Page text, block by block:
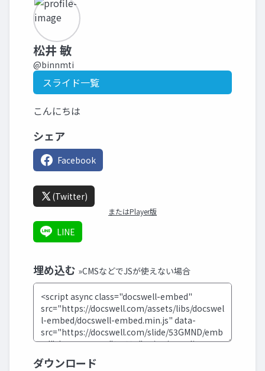
松井 敏
@binnmti
スライド一覧
こんにちは
シェア
Facebook
(Twitter)
またはPlayer版
LINE
埋め込む »CMSなどでJSが使えない場合
ダウンロード